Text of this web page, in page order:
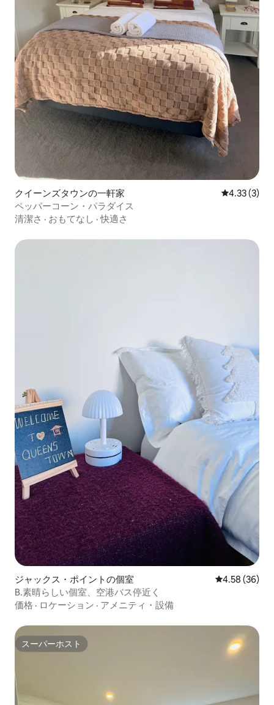
クイーンズタウンの一軒家 レビュー3
4.33 (3)
ペッパーコーン・パラダイス
清潔さ · おもてなし ·快適さ
ジャックス・ポイントの個室 レビュー36
4.58 (36)
B.素晴らしい個室、空港バス停近く
価格 · ロケーション · アメニティ・設備
スーパーホスト
スーパーホスト